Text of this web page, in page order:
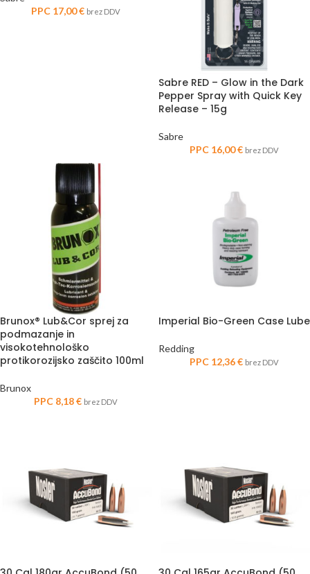
PPC 17,00€ brez DDV
Sabre RED – Glow in the Dark
Pepper Spray with Quick Key
Release – 15g
Sabre
PPC 16,00€ brez DDV
Brunox® Lub&Cor sprej za
podmazanje in
visokotehnološko
protikorozijsko zaščito 100ml
Brunox
PPC 8,18€ brez DDV
Imperial Bio-Green Case Lube
Redding
PPC 12,36€ brez DDV